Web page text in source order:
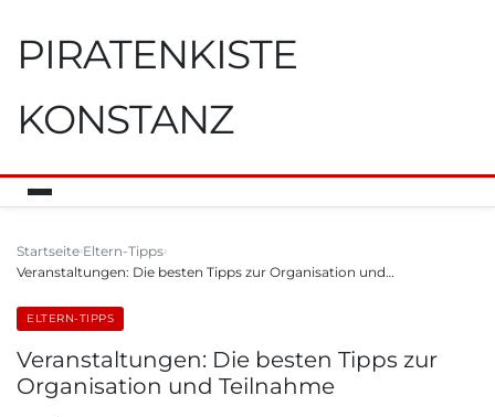
PIRATENKISTE
KONSTANZ
Startseite Eltern-Tipps
Veranstaltungen: Die besten Tipps zur Organisation und…
ELTERN-TIPPS
Veranstaltungen: Die besten Tipps zur
Organisation und Teilnahme